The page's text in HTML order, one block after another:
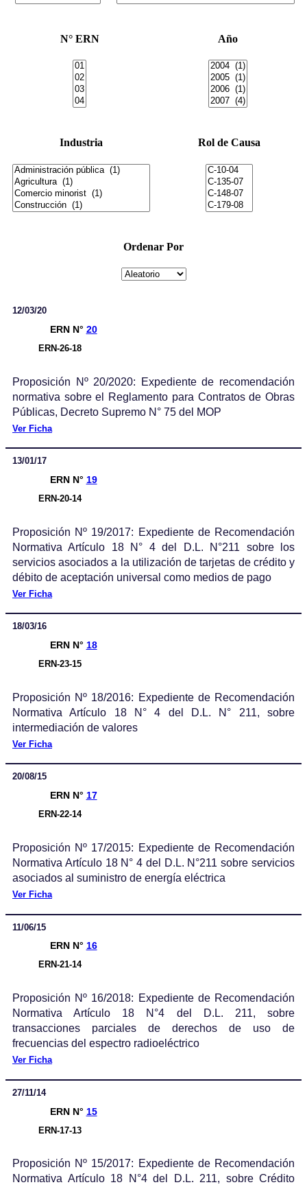
N° ERN Año
Industria Rol de Causa
Ordenar Por
12/03/20
ERN N° 20
ERN-26-18
Proposición Nº 20/2020: Expediente de recomendación
normativa sobre el Reglamento para Contratos de Obras
Públicas, Decreto Supremo N° 75 del MOP
Ver Ficha
13/01/17
ERN N° 19
ERN-20-14
Proposición Nº 19/2017: Expediente de Recomendación
Normativa Artículo 18 N° 4 del D.L. N°211 sobre los
servicios asociados a la utilización de tarjetas de crédito y
débito de aceptación universal como medios de pago
Ver Ficha
18/03/16
ERN N° 18
ERN-23-15
Proposición Nº 18/2016: Expediente de Recomendación
Normativa Artículo 18 N° 4 del D.L. N° 211, sobre
intermediación de valores
Ver Ficha
20/08/15
ERN N° 17
ERN-22-14
Proposición Nº 17/2015: Expediente de Recomendación
Normativa Artículo 18 N° 4 del D.L. N°211 sobre servicios
asociados al suministro de energía eléctrica
Ver Ficha
11/06/15
ERN N° 16
ERN-21-14
Proposición Nº 16/2018: Expediente de Recomendación
Normativa Artículo 18 N°4 del D.L. 211, sobre
transacciones parciales de derechos de uso de
frecuencias del espectro radioeléctrico
Ver Ficha
27/11/14
ERN N° 15
ERN-17-13
Proposición Nº 15/2017: Expediente de Recomendación
Normativa Artículo 18 N°4 del D.L. 211, sobre Crédito